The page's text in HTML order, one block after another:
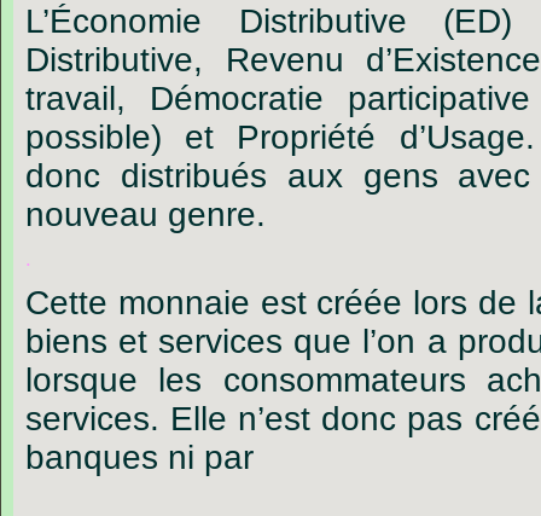
L’Économie Distributive
Distributive, Revenu
travail, Démocratie
possible) et Propriété
donc distribués aux gens
nouveau genre.
.
Cette monnaie est créée lors de
biens et services que l’on a
lorsque les consommateurs
services. Elle n’est donc pas
banques ni par